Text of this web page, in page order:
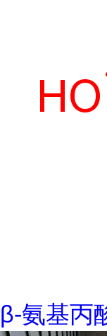
β-氨基丙